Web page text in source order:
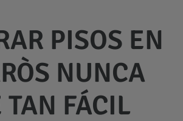
PISOS EN
NUNCA
TAN FÁCIL